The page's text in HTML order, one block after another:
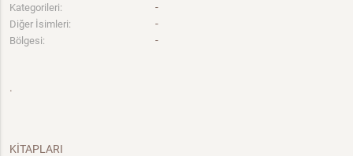
Kategorileri: -
Diğer İsimleri: -
Bölgesi: -
.
KİTAPLARI